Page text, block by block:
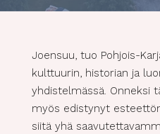
Joensuu, tuo Pohjois-
kulttuurin, historian ja
yhdistelmässä. Onneksi
myös edistynyt
siitä yhä